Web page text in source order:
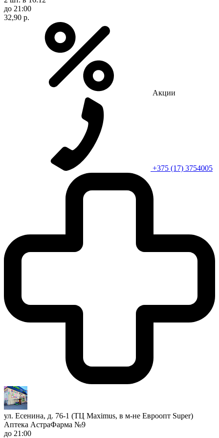
до 21:00
32,90 р.
Акции
+375 (17) 3754005
ул. Есенина, д. 76-1 (ТЦ Maximus, в м-не Евроопт Super)
Аптека АстраФарма №9
до 21:00